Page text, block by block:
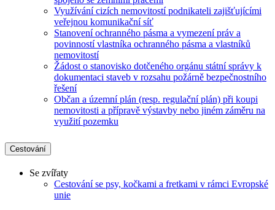
Využívání cizích nemovitostí podnikateli zajišťujícími
veřejnou komunikační síť
Stanovení ochranného pásma a vymezení práv a
povinností vlastníka ochranného pásma a vlastníků
nemovitostí
Žádost o stanovisko dotčeného orgánu státní správy k
dokumentaci staveb v rozsahu požárně bezpečnostního
řešení
Občan a územní plán (resp. regulační plán) při koupi
nemovitosti a přípravě výstavby nebo jiném záměru na
využití pozemku
Cestování
Se zvířaty
Cestování se psy, kočkami a fretkami v rámci Evropské
unie